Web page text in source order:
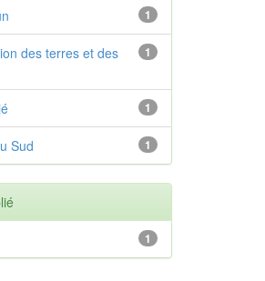
1
1
des terres et des
1
1
Sud
1